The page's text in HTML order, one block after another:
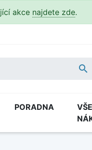
akce najdete zde.

PORADNA